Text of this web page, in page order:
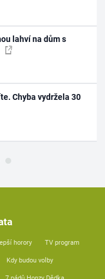
lahví na dům s
Chyba vydržela 30
horory TV program
Kdy budou volby